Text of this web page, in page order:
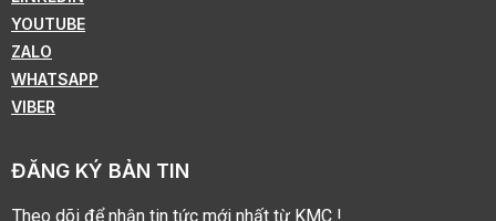
YOUTUBE
ZALO
WHATSAPP
VIBER
ĐĂNG KÝ BẢN TIN
Theo dõi để nhận tin tức mới nhất từ KMC !